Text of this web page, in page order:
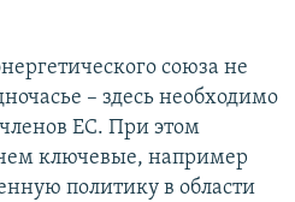
союза не
– здесь необходимо
ЕС. При этом
ключевые, например
политику в области